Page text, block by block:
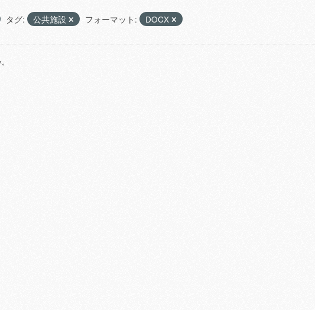
タグ: 公共施設 フォーマット: DOCX